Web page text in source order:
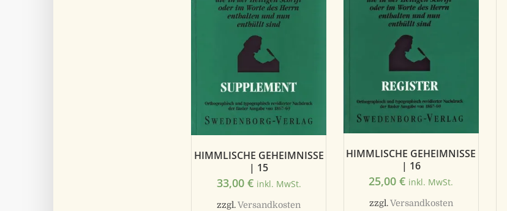
HIMMLISCHE GEHEIMNISSE
| 15
33,00 € inkl. MwSt.
zzgl.Versandkosten
HIMMLISCHE GEHEIMNISSE
| 16
25,00€ inkl. MwSt.
zzgl.Versandkosten